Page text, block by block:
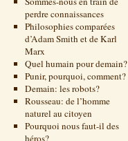
perdre connaissances
Philosophies comparées
d’Adam Smith et de Karl
Marx
Quel humain pour demain?
Punir, pourquoi, comment?
Demain: les robots?
Rousseau: de l’homme
naturel au citoyen
Pourquoi nous faut-il des
héros?